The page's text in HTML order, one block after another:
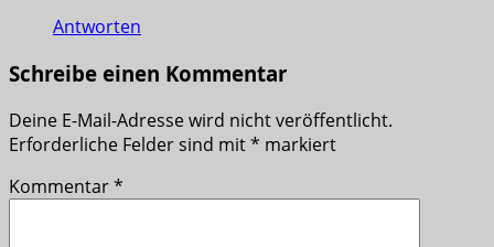
Antworten
Schreibe einen Kommentar
Deine E-Mail-Adresse wird nicht veröffentlicht.
Erforderliche Felder sind mit* markiert
Kommentar*